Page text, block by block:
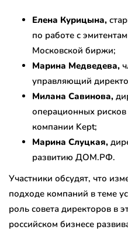
Елена Курицына,
по работе с
Московской биржи;
Марина Медведева,
управляющий
Милана Савинова,
операционных рисков
компании Kept;
Марина Слуцкая,
развитию ДОМ.РФ.
Участники обсудят, что
подходе компаний в теме
роль совета директоров в
российском бизнесе